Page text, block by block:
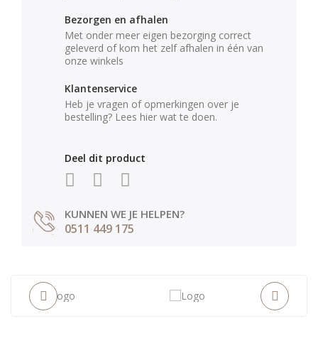
Bezorgen en afhalen
Met onder meer eigen bezorging correct
geleverd of kom het zelf afhalen in één van
onze winkels
Klantenservice
Heb je vragen of opmerkingen over je
bestelling? Lees hier wat te doen.
Deel dit product
KUNNEN WE JE HELPEN?
0511 449 175